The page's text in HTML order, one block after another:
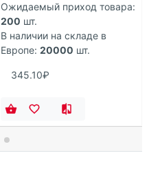
Ожидаемый приход товара:
200 шт.
В наличии на складе в
Европе: 20000 шт.
345.10₽